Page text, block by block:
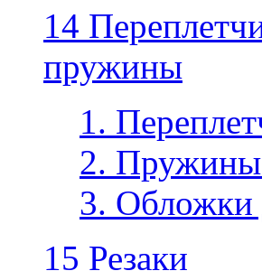
14
пружины
1.
2. Пружины
3. Обложки
15 Резаки